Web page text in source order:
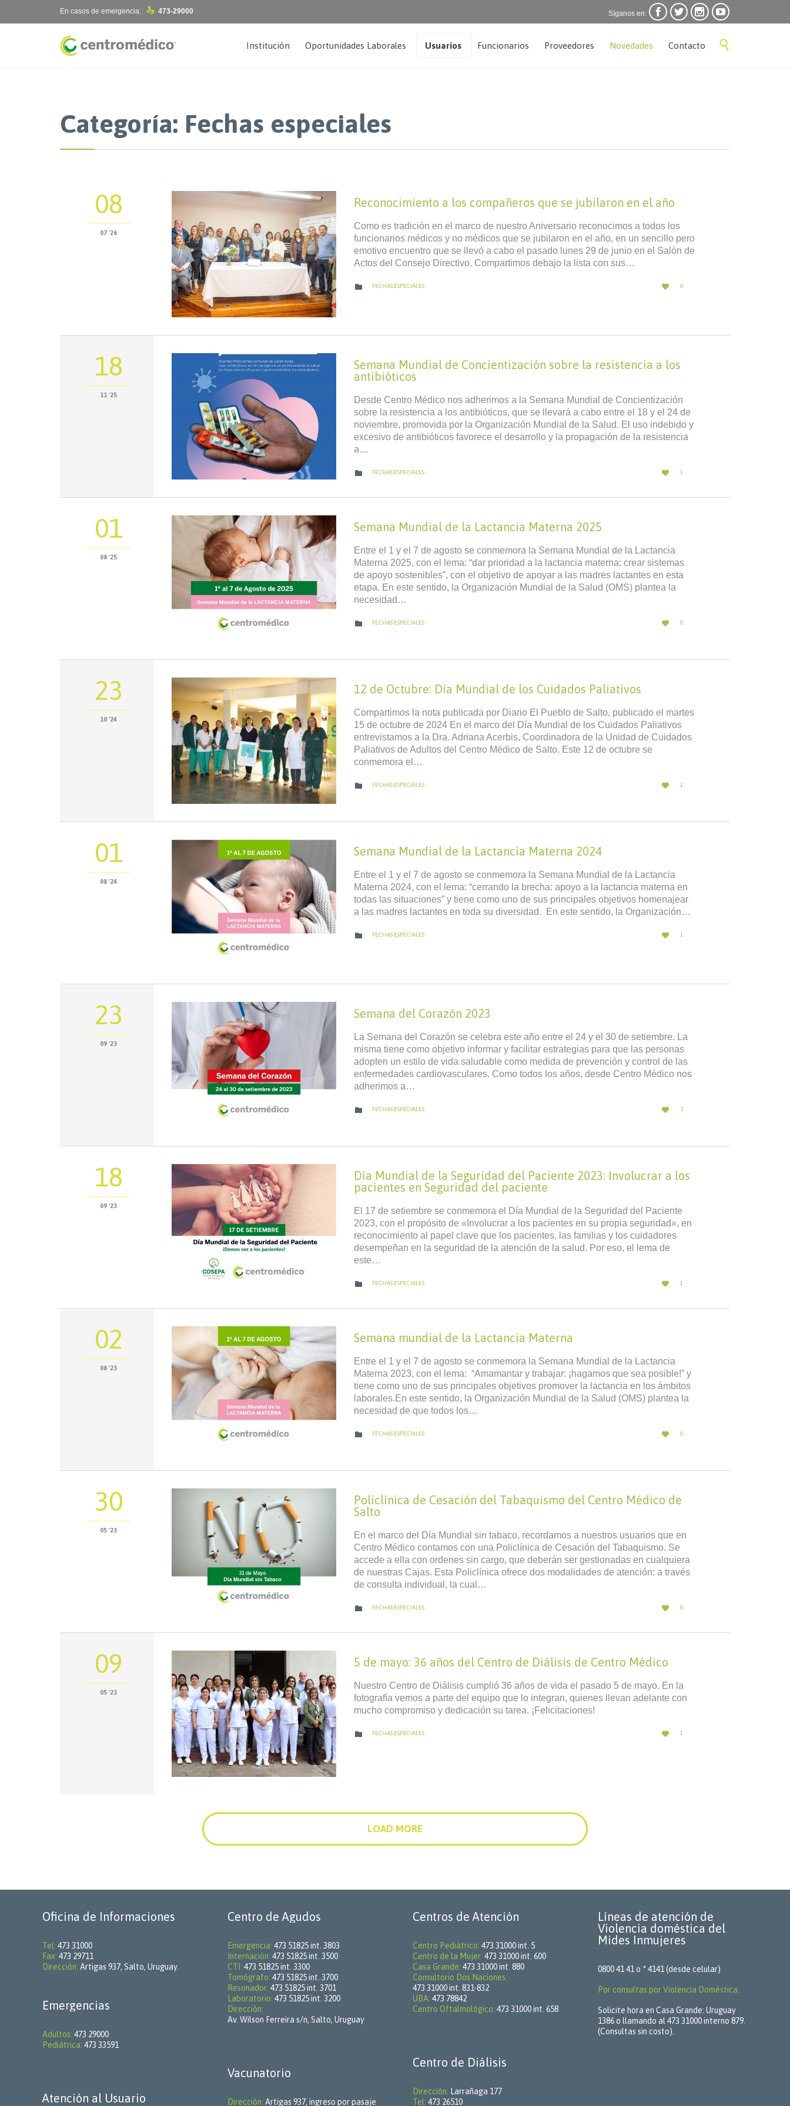
En casos de emergencia:  473-29000 Síganos en:    
Skip
Institución Oportunidades Laborales Usuarios Funcionarios Proveedores Novedades Contacto 
Categoría: Fechas especiales
08
07 '26
Reconocimiento a los compañeros que se jubilaron en el año
Como es tradición en el marco de nuestro Aniversario reconocimos a todos los
funcionarios médicos y no médicos que se jubilaron en el año, en un sencillo pero
emotivo encuentro que se llevó a cabo el pasado lunes 29 de junio en el Salón de
Actos del Consejo Directivo. Compartimos debajo la lista con sus…
 CATEGORY
FECHAS ESPECIALES 
LOVE
0
18
11 '25
Semana Mundial de Concientización sobre la resistencia a los
antibióticos
Desde Centro Médico nos adherimos a la Semana Mundial de Concientización
sobre la resistencia a los antibióticos, que se llevará a cabo entre el 18 y el 24 de
noviembre, promovida por la Organización Mundial de la Salud. El uso indebido y
excesivo de antibióticos favorece el desarrollo y la propagación de la resistencia
a…
 CATEGORY
FECHAS ESPECIALES 
LOVE
1
01
08 '25
Semana Mundial de la Lactancia Materna 2025
Entre el 1 y el 7 de agosto se conmemora la Semana Mundial de la Lactancia
Materna 2025, con el lema: “dar prioridad a la lactancia materna: crear sistemas
de apoyo sostenibles”, con el objetivo de apoyar a las madres lactantes en esta
etapa. En este sentido, la Organización Mundial de la Salud (OMS) plantea la
necesidad…
 CATEGORY
FECHAS ESPECIALES 
LOVE
0
23
10 '24
12 de Octubre: Día Mundial de los Cuidados Paliativos
Compartimos la nota publicada por Diario El Pueblo de Salto, publicado el martes
15 de octubre de 2024 En el marco del Día Mundial de los Cuidados Paliativos
entrevistamos a la Dra. Adriana Acerbis, Coordinadora de la Unidad de Cuidados
Paliativos de Adultos del Centro Médico de Salto. Este 12 de octubre se
conmemora el…
 CATEGORY
FECHAS ESPECIALES 
LOVE
1
01
08 '24
Semana Mundial de la Lactancia Materna 2024
Entre el 1 y el 7 de agosto se conmemora la Semana Mundial de la Lactancia
Materna 2024, con el lema: “cerrando la brecha: apoyo a la lactancia materna en
todas las situaciones” y tiene como uno de sus principales objetivos homenajear
a las madres lactantes en toda su diversidad. En este sentido, la Organización…
 CATEGORY
FECHAS ESPECIALES 
LOVE
1
23
09 '23
Semana del Corazón 2023
La Semana del Corazón se celebra este año entre el 24 y el 30 de setiembre. La
misma tiene como objetivo informar y facilitar estrategias para que las personas
adopten un estilo de vida saludable como medida de prevención y control de las
enfermedades cardiovasculares. Como todos los años, desde Centro Médico nos
adherimos a…
 CATEGORY
FECHAS ESPECIALES 
LOVE
3
18
09 '23
Día Mundial de la Seguridad del Paciente 2023: Involucrar a los
pacientes en Seguridad del paciente
El 17 de setiembre se conmemora el Día Mundial de la Seguridad del Paciente
2023, con el propósito de «Involucrar a los pacientes en su propia seguridad», en
reconocimiento al papel clave que los pacientes, las familias y los cuidadores
desempeñan en la seguridad de la atención de la salud. Por eso, el lema de
este…
 CATEGORY
FECHAS ESPECIALES 
LOVE
1
02
08 '23
Semana mundial de la Lactancia Materna
Entre el 1 y el 7 de agosto se conmemora la Semana Mundial de la Lactancia
Materna 2023, con el lema: “Amamantar y trabajar: ¡hagamos que sea posible!” y
tiene como uno de sus principales objetivos promover la lactancia en los ámbitos
laborales.En este sentido, la Organización Mundial de la Salud (OMS) plantea la
necesidad de que todos los…
 CATEGORY
FECHAS ESPECIALES 
LOVE
0
30
05 '23
Policlínica de Cesación del Tabaquismo del Centro Médico de
Salto
En el marco del Día Mundial sin tabaco, recordamos a nuestros usuarios que en
Centro Médico contamos con una Policlínica de Cesación del Tabaquismo. Se
accede a ella con ordenes sin cargo, que deberán ser gestionadas en cualquiera
de nuestras Cajas. Esta Policlínica ofrece dos modalidades de atención: a través
de consulta individual, la cual…
 CATEGORY
FECHAS ESPECIALES 
LOVE
0
09
05 '23
5 de mayo: 36 años del Centro de Diálisis de Centro Médico
Nuestro Centro de Diálisis cumplió 36 años de vida el pasado 5 de mayo. En la
fotografía vemos a parte del equipo que lo integran, quienes llevan adelante con
mucho compromiso y dedicación su tarea. ¡Felicitaciones!
 CATEGORY
FECHAS ESPECIALES 
LOVE
1
LOAD MORE
Oficina de Informaciones
Tel: 473 31000
Fax: 473 29711
Dirección: Artigas 937, Salto, Uruguay.
Emergencias
Adultos: 473 29000
Pediátrica: 473 33591
Atención al Usuario
Centro de Agudos
Emergencia: 473 51825 int. 3803
Internación: 473 51825 int. 3500
CTI: 473 51825 int. 3300
Tomógrafo: 473 51825 int. 3700
Resonador: 473 51825 int. 3701
Laboratorio: 473 51825 int. 3200
Dirección:
Av. Wilson Ferreira s/n, Salto, Uruguay
Vacunatorio
Dirección: Artigas 937, ingreso por pasaje
Centros de Atención
Centro Pediátrico: 473 31000 int. 5
Centro de la Mujer: 473 31000 int. 600
Casa Grande: 473 31000 int. 880
Consultorio Dos Naciones:
473 31000 int. 831-832
UBA: 473 78842
Centro Oftalmológico: 473 31000 int. 658
Centro de Diálisis
Dirección: Larrañaga 177
Tel: 473 26510
Líneas de atención de
Violencia doméstica del
Mides Inmujeres
0800 41 41 o * 4141 (desde celular)
Por consultas por Violencia Doméstica:
Solicite hora en Casa Grande: Uruguay
1386 o llamando al 473 31000 interno 879.
(Consultas sin costo).